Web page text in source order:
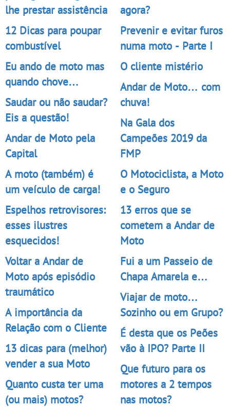
lhe prestar assistência
12 Dicas para poupar
combustível
Eu ando de moto mas
quando chove…
Saudar ou não saudar?
Eis a questão!
Andar de Moto pela
Capital
A moto (também) é
um veículo de carga!
Espelhos retrovisores:
esses ilustres
esquecidos!
Voltar a Andar de
Moto após episódio
traumático
A importância da
Relação com o Cliente
13 dicas para (melhor)
vender a sua Moto
Quanto custa ter uma
(ou mais) motos?
agora?
Prevenir e evitar furos
numa moto - Parte I
O cliente mistério
Andar de Moto… com
chuva!
Na Gala dos
Campeões 2019 da
FMP
O Motociclista, a Moto
e o Seguro
13 erros que se
cometem a Andar de
Moto
Fui a um Passeio de
Chapa Amarela e…
Viajar de moto…
Sozinho ou em Grupo?
É desta que os Peões
vão à IPO? Parte II
Que futuro para os
motores a 2 tempos
nas motos?